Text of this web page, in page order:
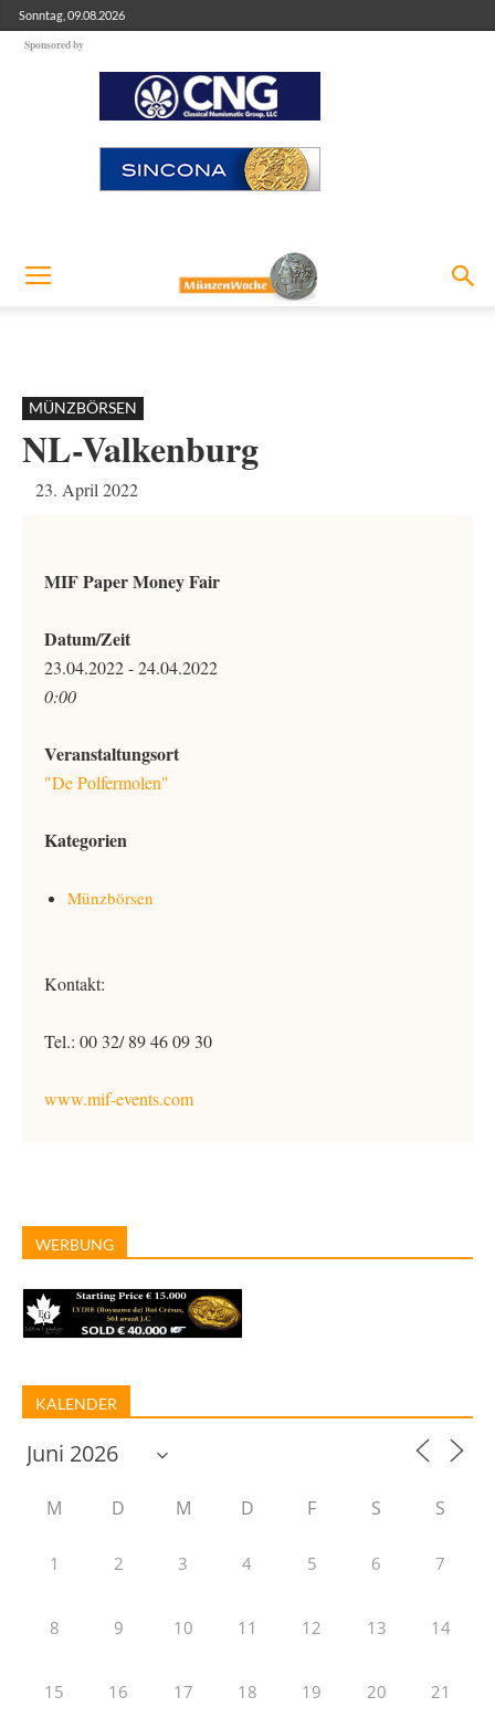
Sonntag, 09.08.2026
Sponsored by
MÜNZBÖRSEN
NL-Valkenburg
23. April 2022
MIF Paper Money Fair
Datum/Zeit
23.04.2022 - 24.04.2022
0:00
Veranstaltungsort
"De Polfermolen"
Kategorien
Münzbörsen
Kontakt:
Tel.: 00 32/ 89 46 09 30
www.mif-events.com
WERBUNG
KALENDER
M D M D F S S
1 2 3 4 5 6 7
8 9 10 11 12 13 14
15 16 17 18 19 20 21